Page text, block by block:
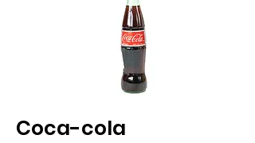
Coca-cola